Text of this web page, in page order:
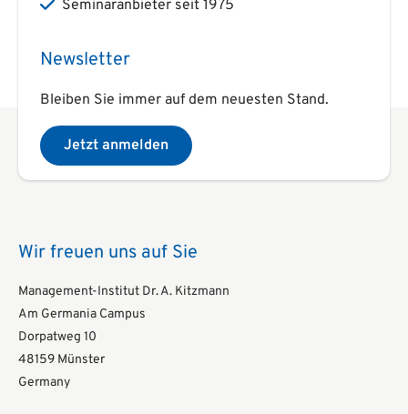
Seminaranbieter seit 1975
Newsletter
Bleiben Sie immer auf dem neuesten Stand.
Jetzt anmelden
Wir freuen uns auf Sie
Management-Institut Dr. A. Kitzmann
Am Germania Campus
Dorpatweg 10
48159 Münster
Germany